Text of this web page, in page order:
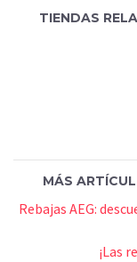
TIENDAS
MÁS
Rebajas AEG:
¡Las